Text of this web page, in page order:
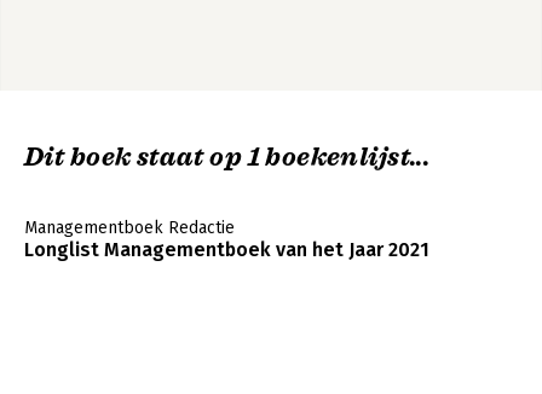
Dit boek staat op 1 boekenlijst...
Managementboek Redactie
Longlist Managementboek van het Jaar 2021